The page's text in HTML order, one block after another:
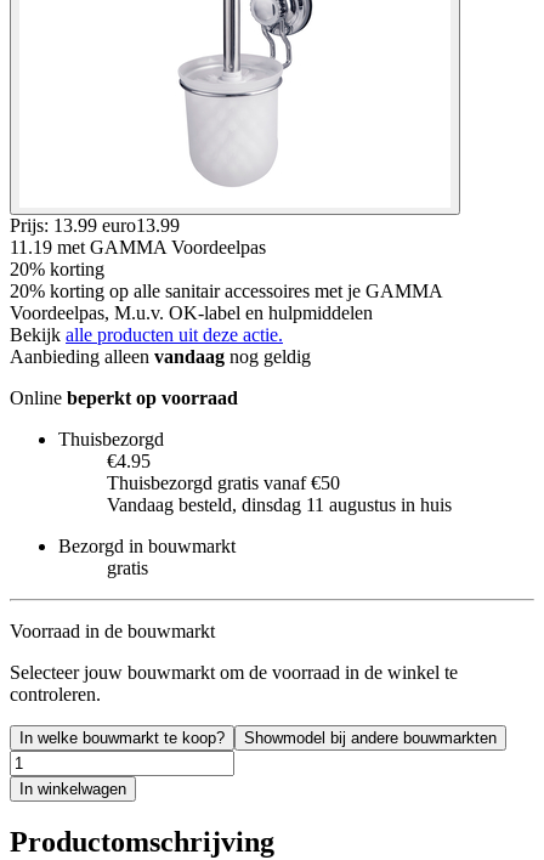
Prijs: 13.99 euro13.99
11.19 met GAMMA Voordeelpas
20% korting
20% korting op alle sanitair accessoires met je GAMMA
Voordeelpas, M.u.v. OK-label en hulpmiddelen
Bekijk alle producten uit deze actie.
Aanbieding alleen vandaag nog geldig
Online beperkt op voorraad
Thuisbezorgd
€4.95
Thuisbezorgd gratis vanaf €50
Vandaag besteld, dinsdag 11 augustus in huis
Bezorgd in bouwmarkt
gratis
Voorraad in de bouwmarkt
Selecteer jouw bouwmarkt om de voorraad in de winkel te
controleren.
In welke bouwmarkt te koop? Showmodel bij andere bouwmarkten
In winkelwagen
Productomschrijving